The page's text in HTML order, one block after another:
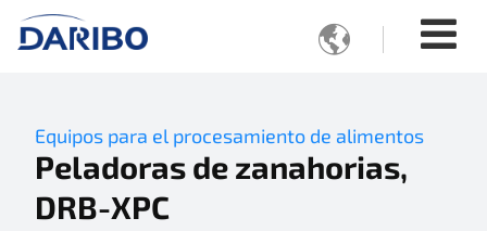

Equipos para el procesamiento de alimentos
Peladoras de zanahorias,
DRB-XPC